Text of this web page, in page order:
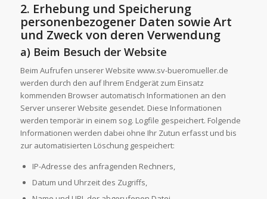
2. Erhebung und Speicherung
personenbezogener Daten sowie Art
und Zweck von deren Verwendung
a) Beim Besuch der Website
Beim Aufrufen unserer Website www.sv-bueromueller.de
werden durch den auf Ihrem Endgerät zum Einsatz
kommenden Browser automatisch Informationen an den
Server unserer Website gesendet. Diese Informationen
werden temporär in einem sog. Logfile gespeichert. Folgende
Informationen werden dabei ohne Ihr Zutun erfasst und bis
zur automatisierten Löschung gespeichert:
IP-Adresse des anfragenden Rechners,
Datum und Uhrzeit des Zugriffs,